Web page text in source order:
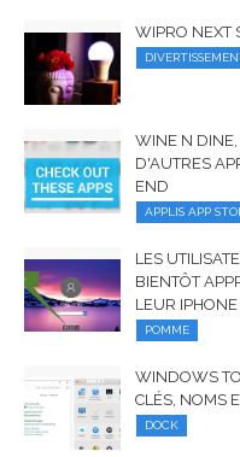
WIPRO NEXT
WINE N DINE,
D'AUTRES
END
APPLIS APP
LES
BIENTÔT
LEUR IPHONE
POMME
WINDOWS
CLÉS, NOMS
DOCK